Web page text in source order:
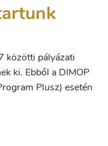
közötti pályázati
ki. Ebből a DIMOP
Plusz) esetén